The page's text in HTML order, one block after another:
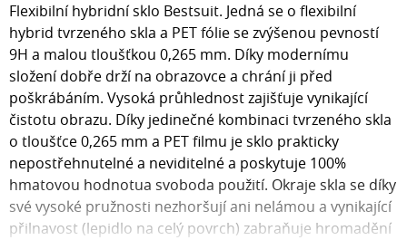
Flexibilní hybridní sklo Bestsuit. Jedná se o flexibilní
hybrid tvrzeného skla a PET fólie se zvýšenou pevností
9H a malou tloušťkou 0,265 mm. Díky modernímu
složení dobře drží na obrazovce a chrání ji před
poškrábáním. Vysoká průhlednost zajišťuje vynikající
čistotu obrazu. Díky jedinečné kombinaci tvrzeného skla
o tloušťce 0,265 mm a PET filmu je sklo prakticky
nepostřehnutelné a neviditelné a poskytuje 100%
hmatovou hodnotua svoboda použití. Okraje skla se díky
své vysoké pružnosti nezhoršují ani nelámou a vynikající
přilnavost (lepidlo na celý povrch) zabraňuje hromadění